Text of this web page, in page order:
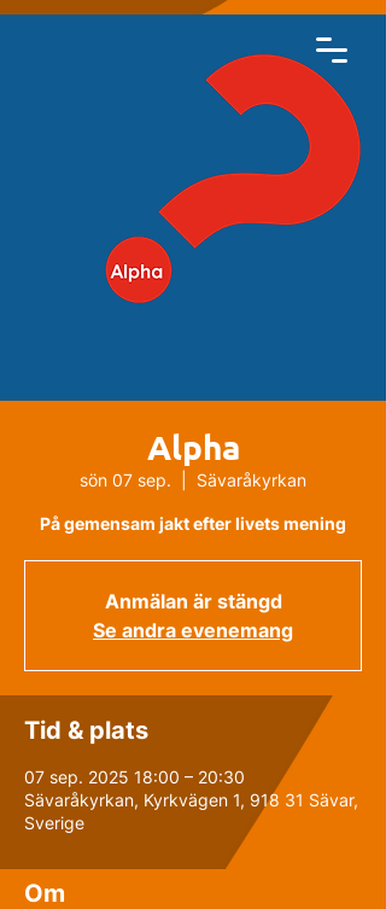
Alpha
sön 07 sep. Sävaråkyrkan
På gemensam jakt efter livets mening
Anmälan är stängd
Se andra evenemang
Tid & plats
07 sep. 2025 18:00 – 20:30
Sävaråkyrkan, Kyrkvägen 1, 918 31 Sävar,
Sverige
Om